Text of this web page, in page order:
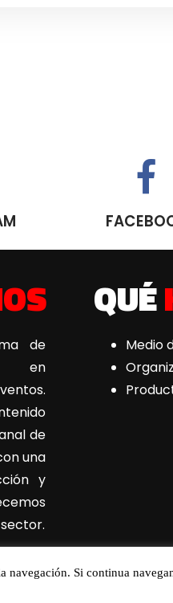
de
en
de
una
y
QUÉ
Medio
Si continua